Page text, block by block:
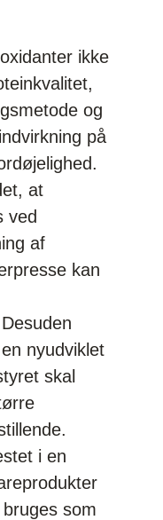
ikke
og
på
at
ved
af
kan
nyudviklet
skal
i en
som